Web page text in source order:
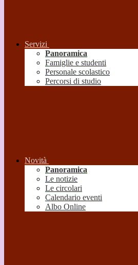
Servizi
Panoramica
Famiglie e studenti
Personale scolastico
Percorsi di studio
Novità
Panoramica
Le notizie
Le circolari
Calendario eventi
Albo Online